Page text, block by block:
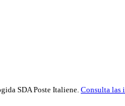
SDA Poste Italiene. Consulta las